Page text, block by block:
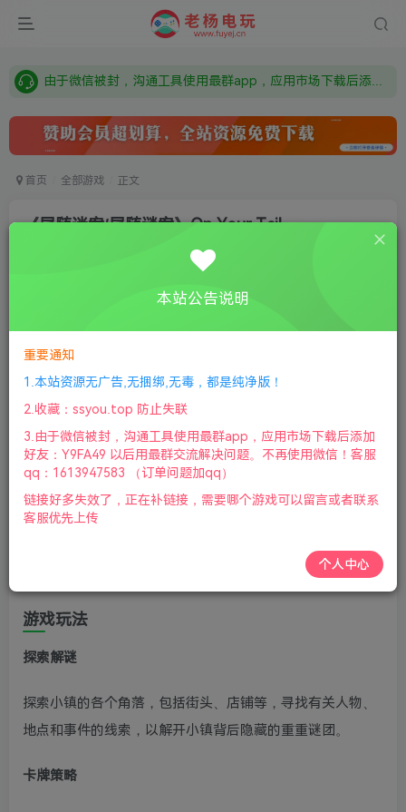
需要什么游戏请联系客服，若链接失效请联系客服，百度网盘边上的激活码也是解压密码
由于微信被封，沟通工具使用最群app，应用市场下载后添加好友：Y9FA49 以后用最群交流解决问题。不再使用微信！
首页 全部游戏 正文
《尾随迷案/尾随谜案》On Your Tail
①下载安装教程 ②下载安装视频教程 ③ 游戏运行
版本：v1.0.1|容量24GB|官方简体中文|支持键盘.鼠标.手
柄|2024年12月18号更新
游戏介绍
《On Your Tail》中你会来到一个完美的度假胜地，传说中的
渔港村，这里到处都可以探索，你需要在这里结识村民，寻
找隐藏的线索，并巧妙运用你的智慧来揭开小镇的秘密，本
游戏玩法
探索解谜
探索小镇的各个角落，包括街头、店铺等，寻找有关人物、
地点和事件的线索，以解开小镇背后隐藏的重重谜团。
卡牌策略
本站公告说明
重要通知
1.本站资源无广告,无捆绑,无毒，都是纯净版！
2.收藏：ssyou.top 防止失联
3.由于微信被封，沟通工具使用最群app，应用市场下载后添加
好友：Y9FA49 以后用最群交流解决问题。不再使用微信！客服
qq：1613947583 （订单问题加qq）
链接好多失效了，正在补链接，需要哪个游戏可以留言或者联系
客服优先上传
个人中心